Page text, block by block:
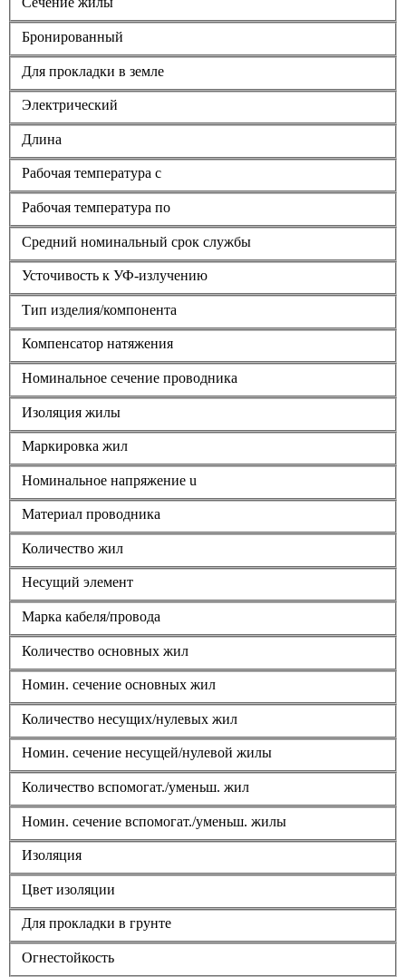
Бронированный
Для прокладки в земле
Электрический
Длина
Рабочая температура с
Рабочая температура по
Средний номинальный срок службы
Усточивость к УФ-излучению
Тип изделия/компонента
Компенсатор натяжения
Номинальное сечение проводника
Изоляция жилы
Маркировка жил
Номинальное напряжение u
Материал проводника
Количество жил
Несущий элемент
Марка кабеля/провода
Количество основных жил
Номин. сечение основных жил
Количество несущих/нулевых жил
Номин. сечение несущей/нулевой жилы
Количество вспомогат./уменьш. жил
Номин. сечение вспомогат./уменьш. жилы
Изоляция
Цвет изоляции
Для прокладки в грунте
Огнестойкость